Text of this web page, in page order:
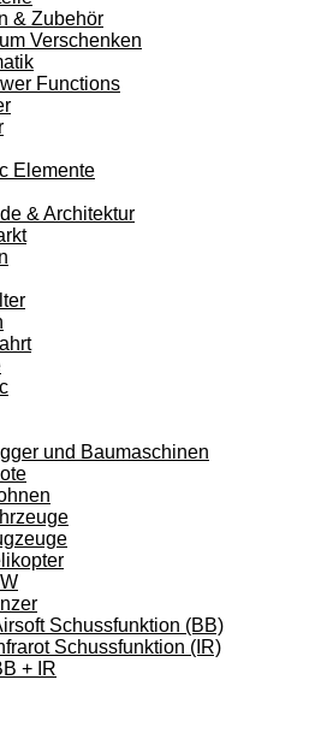
& Zubehör
Verschenken
Functions
Elemente
& Architektur
und Baumaschinen
Schussfunktion (BB)
Schussfunktion (IR)
+ IR